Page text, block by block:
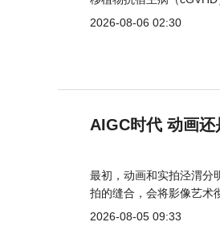
2026-08-06 02:30
AIGC时代 动画还
最初，动画和实拍泾渭分
拍的缝合，会将影像艺术
2026-08-05 09:33